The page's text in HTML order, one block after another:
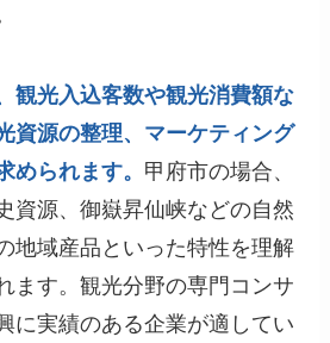
観光入込客数や観光消費額な
資源の整理、マーケティング
められます。 甲府市の場合、
資源、御嶽昇仙峡などの自然
地域産品といった特性を理解
ます。観光分野の専門コンサ
に実績のある企業が適してい